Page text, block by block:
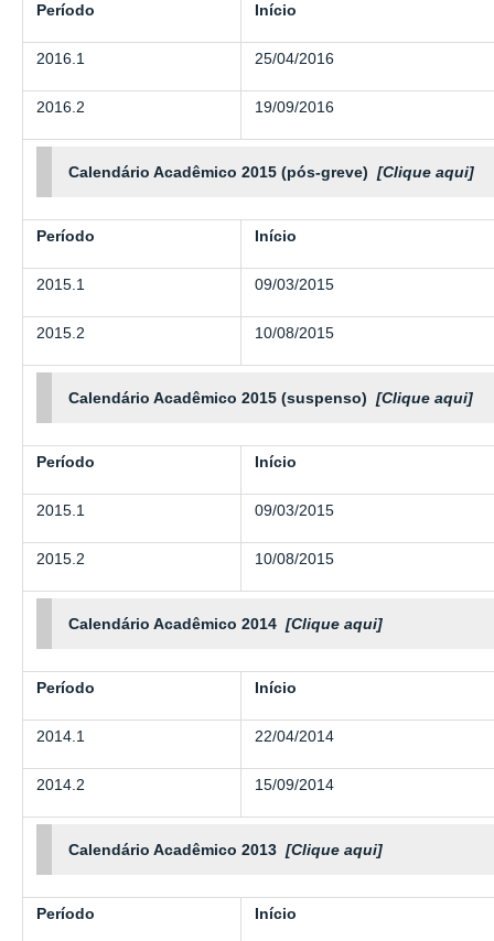
Período Início
2016.1 25/04/2016
2016.2 19/09/2016
Calendário Acadêmico 2015 (pós-greve) [Clique aqui]
Período Início
2015.1 09/03/2015
2015.2 10/08/2015
Calendário Acadêmico 2015 (suspenso) [Clique aqui]
Período Início
2015.1 09/03/2015
2015.2 10/08/2015
Calendário Acadêmico 2014 [Clique aqui]
Período Início
2014.1 22/04/2014
2014.2 15/09/2014
Calendário Acadêmico 2013 [Clique aqui]
Período Início